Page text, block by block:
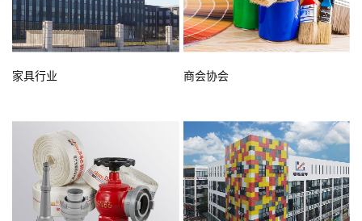
家具行业 商会协会